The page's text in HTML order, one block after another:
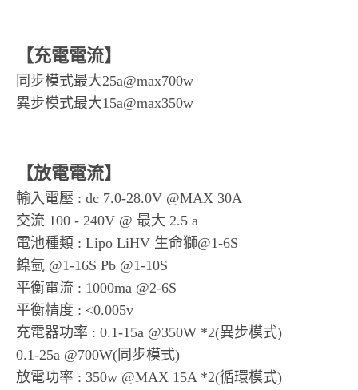
【充電電流】
同步模式最大25a@max700w
異步模式最大15a@max350w
【放電電流】
輸入電壓 : dc 7.0-28.0V @MAX 30A
交流 100 - 240V @ 最大 2.5 a
電池種類 : Lipo LiHV 生命獅@1-6S
鎳氫 @1-16S Pb @1-10S
平衡電流 : 1000ma @2-6S
平衡精度 : <0.005v
充電器功率 : 0.1-15a @350W *2(異步模式)
0.1-25a @700W(同步模式)
放電功率 : 350w @MAX 15A *2(循環模式)